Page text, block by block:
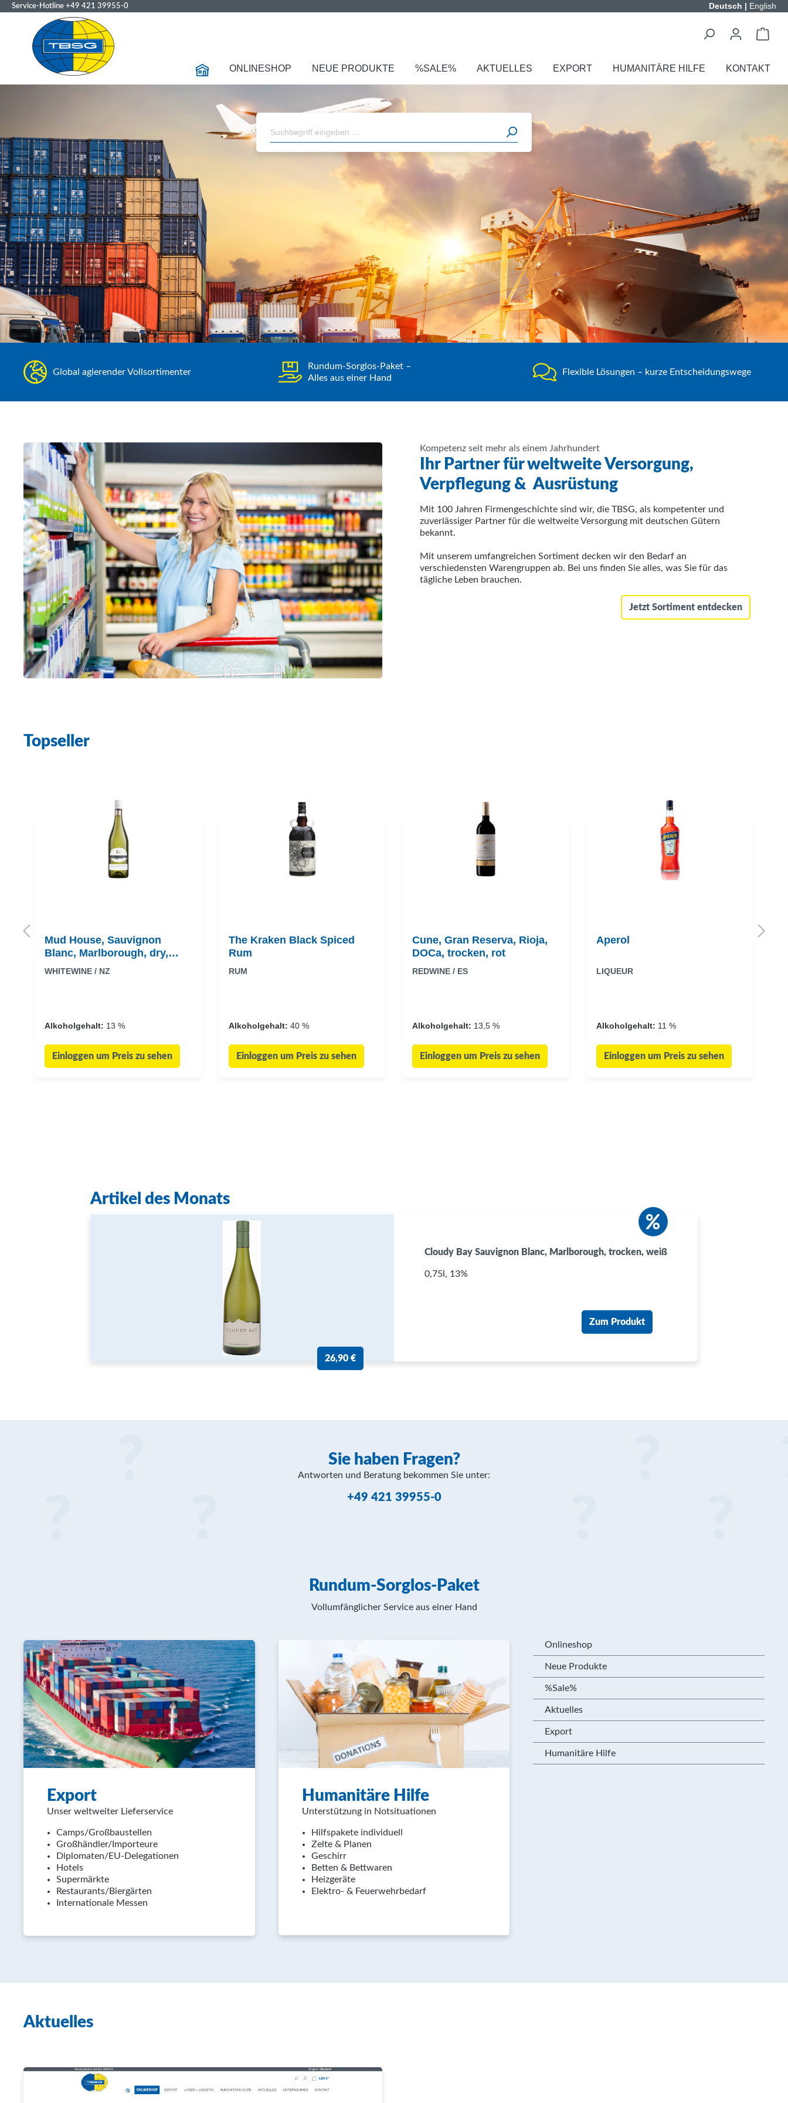
Service-Hotline +49 421 39955-0 Deutsch | English
ONLINESHOP NEUE PRODUKTE %SALE% AKTUELLES EXPORT HUMANITÄRE HILFE KONTAKT
Global agierender Vollsortimenter
Rundum-Sorglos-Paket –
Alles aus einer Hand
Flexible Lösungen – kurze Entscheidungswege
Kompetenz seit mehr als einem Jahrhundert
Ihr Partner für weltweite Versorgung,
Verpflegung & Ausrüstung
Mit 100 Jahren Firmengeschichte sind wir, die TBSG, als kompetenter und
zuverlässiger Partner für die weltweite Versorgung mit deutschen Gütern
bekannt.
Mit unserem umfangreichen Sortiment decken wir den Bedarf an
verschiedensten Warengruppen ab. Bei uns finden Sie alles, was Sie für das
tägliche Leben brauchen.
Jetzt Sortiment entdecken
Topseller
Mud House, Sauvignon
Blanc, Marlborough, dry,
white (Drehverschluss)
WHITEWINE / NZ
Alkoholgehalt: 13 %
Einloggen um Preis zu sehen
The Kraken Black Spiced
Rum
RUM
Alkoholgehalt: 40 %
Einloggen um Preis zu sehen
Cune, Gran Reserva, Rioja,
DOCa, trocken, rot
REDWINE / ES
Alkoholgehalt: 13,5 %
Einloggen um Preis zu sehen
Aperol
LIQUEUR
Alkoholgehalt: 11 %
Einloggen um Preis zu sehen
Artikel des Monats
26,90 €
Cloudy Bay Sauvignon Blanc, Marlborough, trocken, weiß
0,75l, 13%
Zum Produkt
Sie haben Fragen?
Antworten und Beratung bekommen Sie unter:
+49 421 39955-0
Rundum-Sorglos-Paket
Vollumfänglicher Service aus einer Hand
Export
Unser weltweiter Lieferservice
Camps/Großbaustellen
Großhändler/Importeure
Diplomaten/EU-Delegationen
Hotels
Supermärkte
Restaurants/Biergärten
Internationale Messen
Humanitäre Hilfe
Unterstützung in Notsituationen
Hilfspakete individuell
Zelte & Planen
Geschirr
Betten & Bettwaren
Heizgeräte
Elektro- & Feuerwehrbedarf
Onlineshop
Neue Produkte
%Sale%
Aktuelles
Export
Humanitäre Hilfe
Aktuelles